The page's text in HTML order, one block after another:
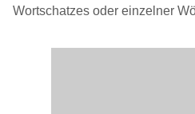
Wortschatzes oder einzelner